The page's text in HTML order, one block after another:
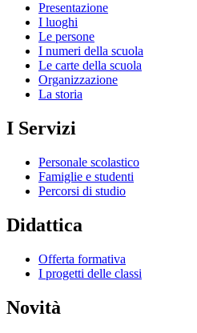
Presentazione
I luoghi
Le persone
I numeri della scuola
Le carte della scuola
Organizzazione
La storia
I Servizi
Personale scolastico
Famiglie e studenti
Percorsi di studio
Didattica
Offerta formativa
I progetti delle classi
Novità